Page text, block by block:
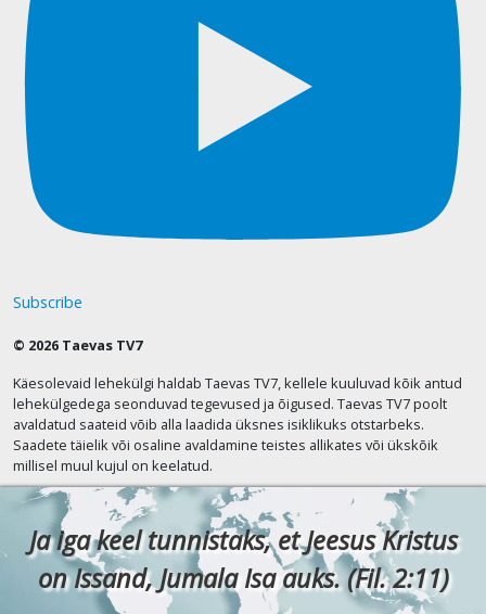
Subscribe
© 2026 Taevas TV7
Käesolevaid lehekülgi haldab Taevas TV7, kellele kuuluvad kõik antud
lehekülgedega seonduvad tegevused ja õigused. Taevas TV7 poolt
avaldatud saateid võib alla laadida üksnes isiklikuks otstarbeks.
Saadete täielik või osaline avaldamine teistes allikates või ükskõik
millisel muul kujul on keelatud.
Ja iga keel tunnistaks, et Jeesus Kristus
on Issand, Jumala Isa auks. (Fil. 2:11)